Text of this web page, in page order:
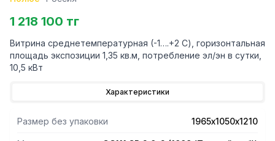
1 218 100 тг
Витрина среднетемпературная (-1….+2 С), горизонтальная
площадь экспозиции 1,35 кв.м, потребление эл/эн в сутки,
10,5 кВт
Характеристики
Размер без упаковки 1965х1050х1210